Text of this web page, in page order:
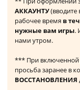
АККАУНТУ(вводите
рабочее время в
нужные вам игры.
нами утром.
*** При включенной
просьба заранее в
ВОССТАНОВЛЕНИЯ